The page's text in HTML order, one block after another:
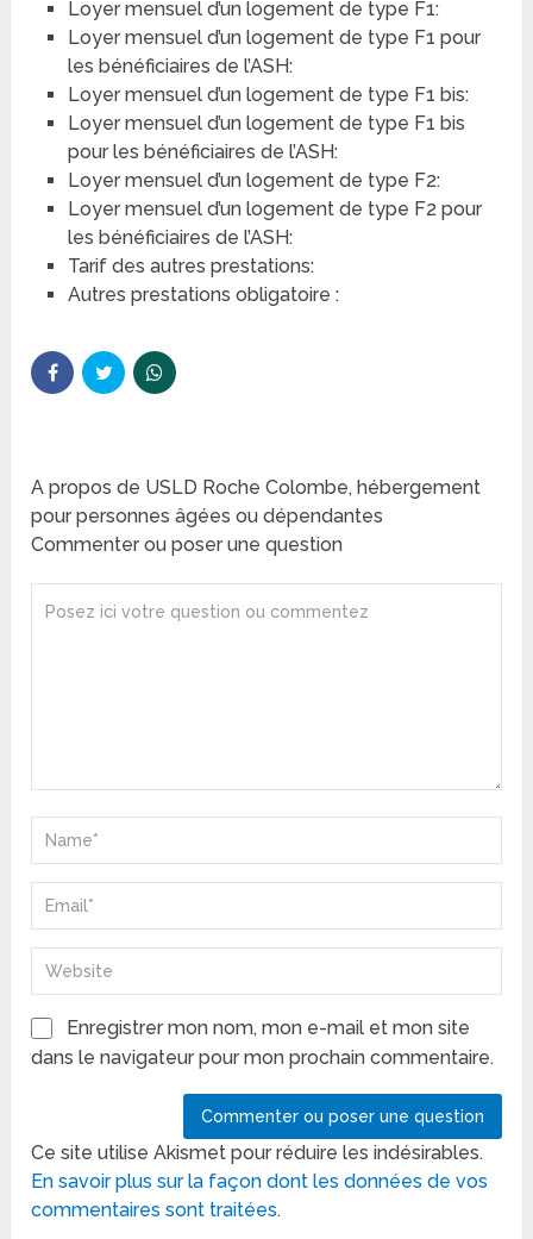
Loyer mensuel d’un logement de type F1:
Loyer mensuel d’un logement de type F1 pour
les bénéficiaires de l’ASH:
Loyer mensuel d’un logement de type F1 bis:
Loyer mensuel d’un logement de type F1 bis
pour les bénéficiaires de l’ASH:
Loyer mensuel d’un logement de type F2:
Loyer mensuel d’un logement de type F2 pour
les bénéficiaires de l’ASH:
Tarif des autres prestations:
Autres prestations obligatoire :
A propos de USLD Roche Colombe, hébergement
pour personnes âgées ou dépendantes
Commenter ou poser une question
Enregistrer mon nom, mon e-mail et mon site
dans le navigateur pour mon prochain commentaire.
Ce site utilise Akismet pour réduire les indésirables.
En savoir plus sur la façon dont les données de vos
commentaires sont traitées.